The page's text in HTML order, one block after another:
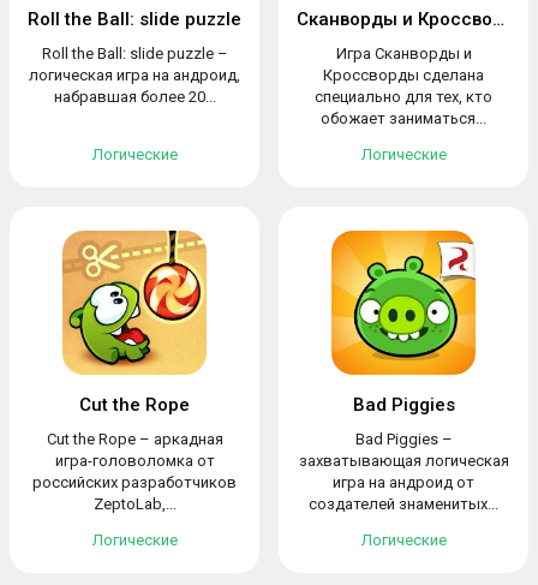
Roll the Ball: slide puzzle
Roll the Ball: slide puzzle –
логическая игра на андроид,
набравшая более 20...
Логические
Сканворды и Кроссворды
Игра Сканворды и
Кроссворды сделана
специально для тех, кто
обожает заниматься...
Логические
Cut the Rope
Cut the Rope – аркадная
игра-головоломка от
российских разработчиков
ZeptoLab,...
Логические
Bad Piggies
Bad Piggies –
захватывающая логическая
игра на андроид от
создателей знаменитых...
Логические